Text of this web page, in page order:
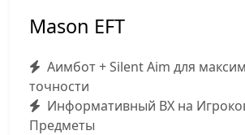
Mason EFT
Аимбот + Silent Aim для
точности
Информативный ВХ на
Предметы